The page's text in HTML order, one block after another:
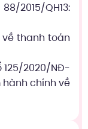
2015/QH13:
thanh toán
125/2020/NĐ-
hành chính về